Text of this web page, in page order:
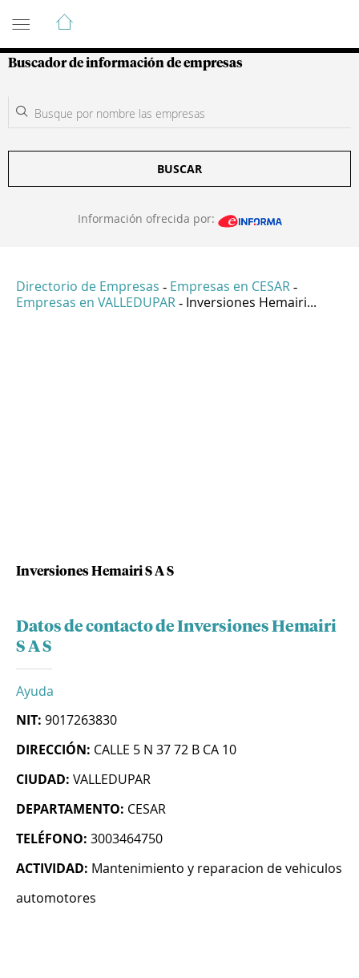
Guía de Empresas Colombianas
Buscador de información de empresas
BUSCAR
Información ofrecida por:
Directorio de Empresas - Empresas en CESAR -
Empresas en VALLEDUPAR - Inversiones Hemairi...
Inversiones Hemairi S A S
Datos de contacto de Inversiones Hemairi
S A S
Ayuda
NIT: 9017263830
DIRECCIÓN: CALLE 5 N 37 72 B CA 10
CIUDAD: VALLEDUPAR
DEPARTAMENTO: CESAR
TELÉFONO: 3003464750
ACTIVIDAD: Mantenimiento y reparacion de vehiculos
automotores